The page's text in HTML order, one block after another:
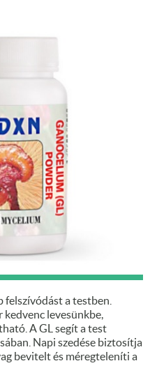
felszívódást a testben.
kedvenc levesünkbe,
A GL segít a test
Napi szedése biztosítja
bevitelt és méregteleníti a